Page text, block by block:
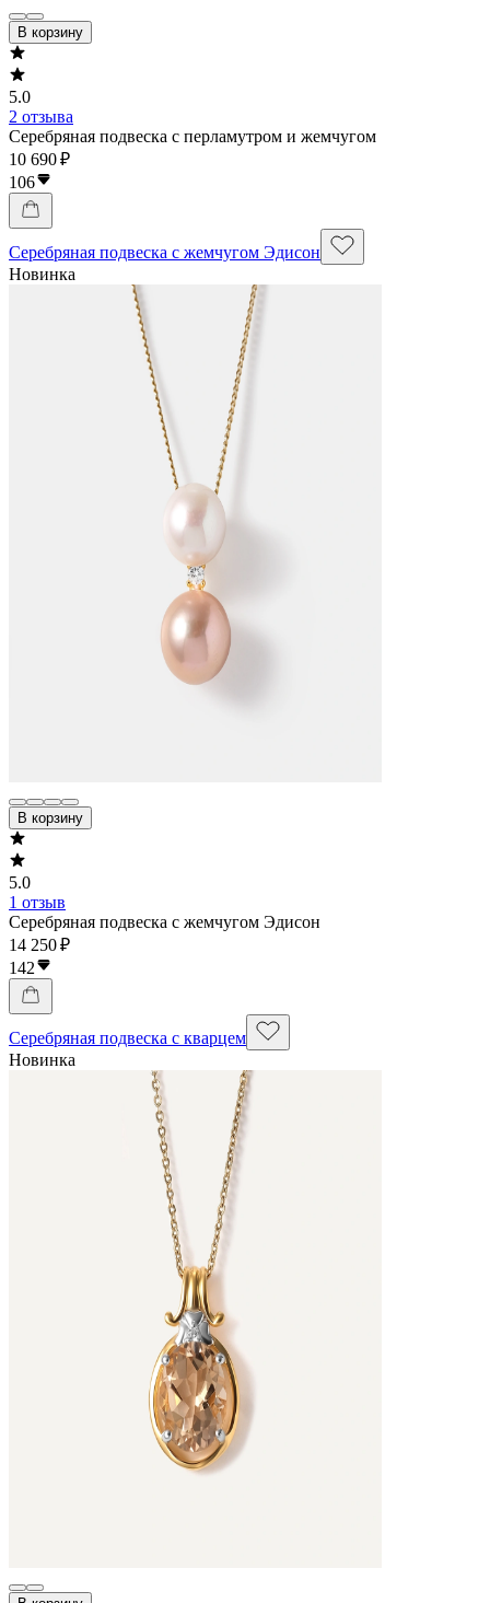
В корзину
5.0
2 отзыва
Серебряная подвеска с перламутром и жемчугом
10 690 ₽
106
Серебряная подвеска с жемчугом Эдисон
Новинка
В корзину
5.0
1 отзыв
Серебряная подвеска с жемчугом Эдисон
14 250 ₽
142
Серебряная подвеска с кварцем
Новинка